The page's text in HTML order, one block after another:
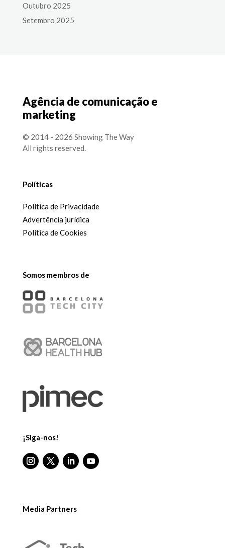
Outubro 2025
Setembro 2025
Agência de comunicação e
marketing
© 2014 - 2026 Showing The Way
All rights reserved.
Políticas
Política de Privacidade
Advertência jurídica
Política de Cookies
Somos membros de
¡Siga-nos!
Media Partners